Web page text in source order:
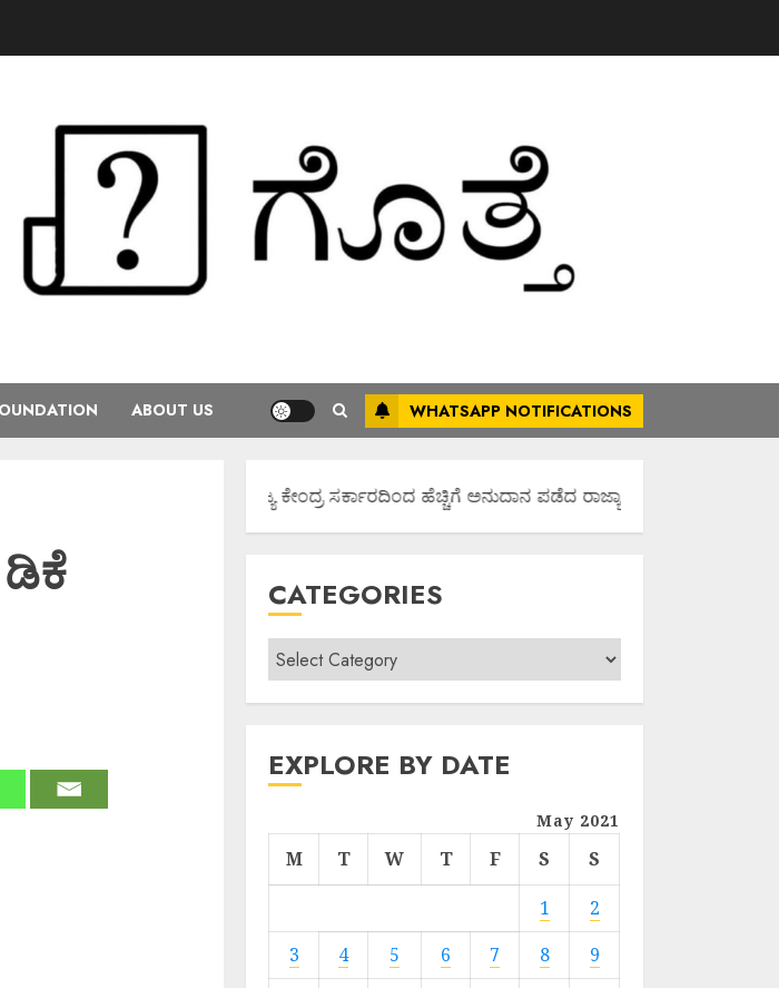
ABOUT US WHATSAPP NOTIFICATIONS
ಕರ್ನಾಟಕ ರಾಜ್ಯ ಕೇಂದ್ರ ಸರ್ಕಾರದಿಂದ ಹೆಚ್ಚಿಗೆ ಅನುದಾನ ಪಡೆದ ರಾಜ್ಯಾವಾಗಿಸಲು ಶ್ರಮಿಸೋಣ
CATEGORIES
EXPLORE BY DATE
May 2021
M T W T F S
S
1
2
3
4 5 6 7 8
9